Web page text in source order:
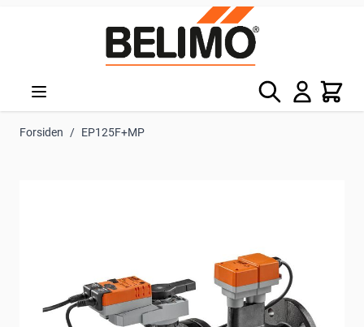
Søg Kurv
Forsiden / EP125F+MP